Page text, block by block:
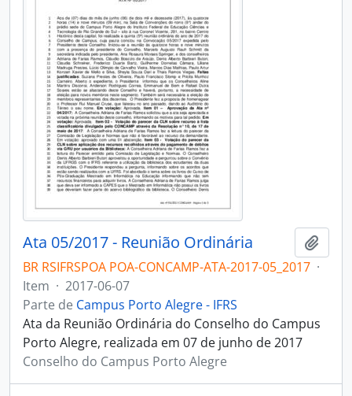
Ata 05/2017 - Reunião Ordinária
BR RSIFRSPOA POA-CONCAMP-ATA-2017-05_2017 ·
Item · 2017-06-07
Parte de Campus Porto Alegre - IFRS
Ata da Reunião Ordinária do Conselho do Campus
Porto Alegre, realizada em 07 de junho de 2017
Conselho do Campus Porto Alegre